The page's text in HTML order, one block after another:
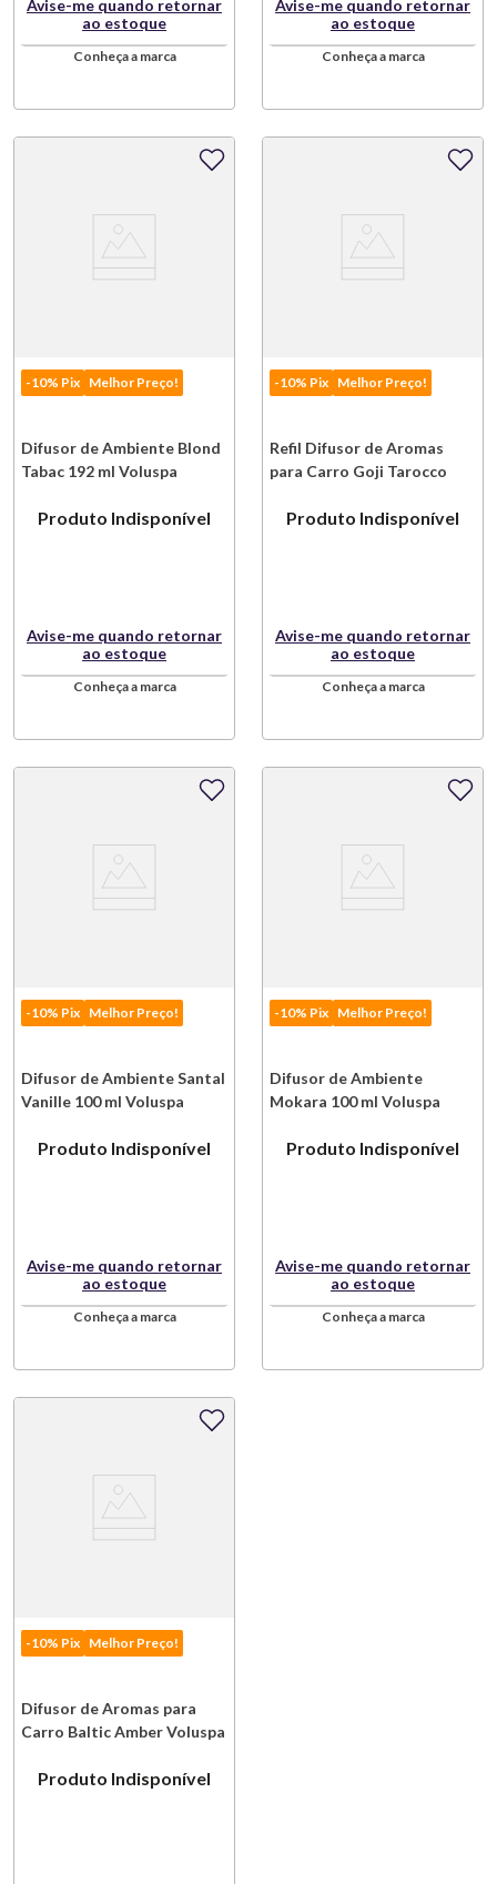
Avise-me quando retornar
ao estoque
Conheça a marca
Avise-me quando retornar
ao estoque
Conheça a marca
-10% Pix Melhor Preço!
Difusor de Ambiente Blond
Tabac 192 ml Voluspa
Produto Indisponível
Avise-me quando retornar
ao estoque
Conheça a marca
-10% Pix Melhor Preço!
Refil Difusor de Aromas
para Carro Goji Tarocco
Produto Indisponível
Avise-me quando retornar
ao estoque
Conheça a marca
-10% Pix Melhor Preço!
Difusor de Ambiente Santal
Vanille 100 ml Voluspa
Produto Indisponível
Avise-me quando retornar
ao estoque
Conheça a marca
-10% Pix Melhor Preço!
Difusor de Ambiente
Mokara 100 ml Voluspa
Produto Indisponível
Avise-me quando retornar
ao estoque
Conheça a marca
-10% Pix Melhor Preço!
Difusor de Aromas para
Carro Baltic Amber Voluspa
Produto Indisponível